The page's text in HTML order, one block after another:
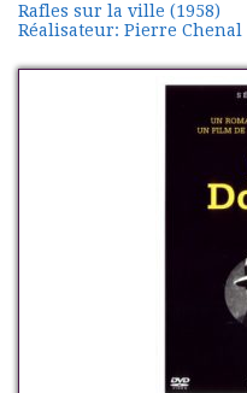
Rafles sur la ville (1958)
Réalisateur: Pierre Chenal